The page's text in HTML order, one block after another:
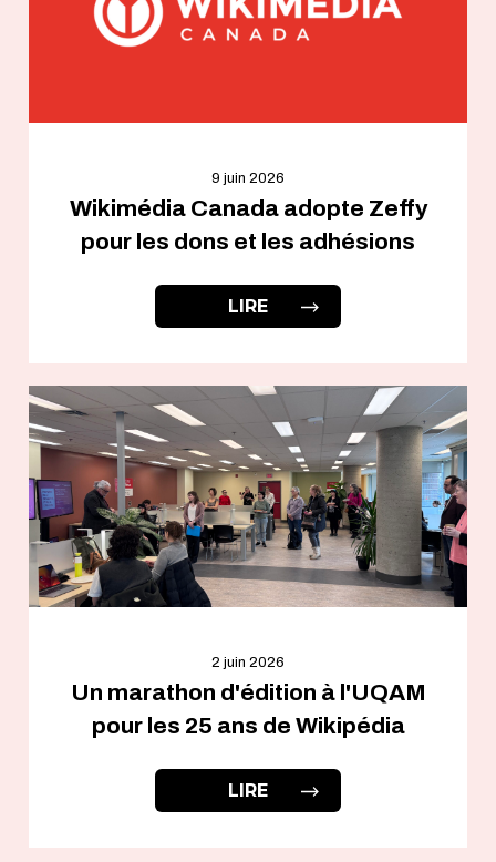
9 juin 2026
Wikimédia Canada adopte Zeffy
pour les dons et les adhésions
LIRE
2 juin 2026
Un marathon d'édition à l'UQAM
pour les 25 ans de Wikipédia
LIRE